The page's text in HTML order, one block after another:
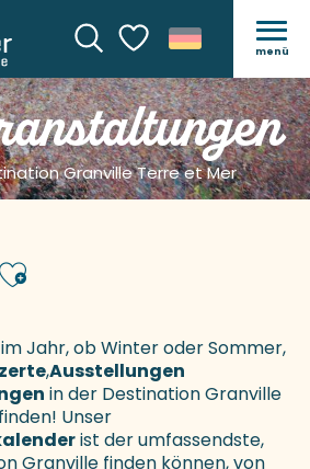
SucheVoir les favoris
menü
Granville Terre et Mer
Ajouter aux favoris
Jahr, ob Winter oder Sommer,
,Ausstellungen
in der Destination Granville
Unser
ist der umfassendste,
Granville finden können, von